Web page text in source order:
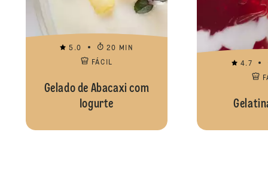
5.0
20 MIN
FÁCIL
Gelado de Abacaxi com
Iogurte
4.7